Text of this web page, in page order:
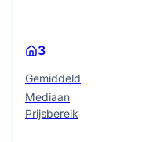
3
Gemiddeld
Mediaan
Prijsbereik